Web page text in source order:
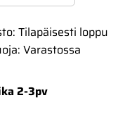
Tilapäisesti loppu
Varastossa
2-3pv